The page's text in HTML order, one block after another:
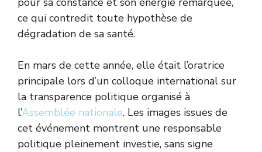
ce qui contredit toute hypothèse de
dégradation de sa santé.
En mars de cette année, elle était l’oratrice
principale lors d’un colloque international sur
la transparence politique organisé à
l’Assemblée nationale. Les images issues de
cet événement montrent une responsable
politique pleinement investie, sans signe